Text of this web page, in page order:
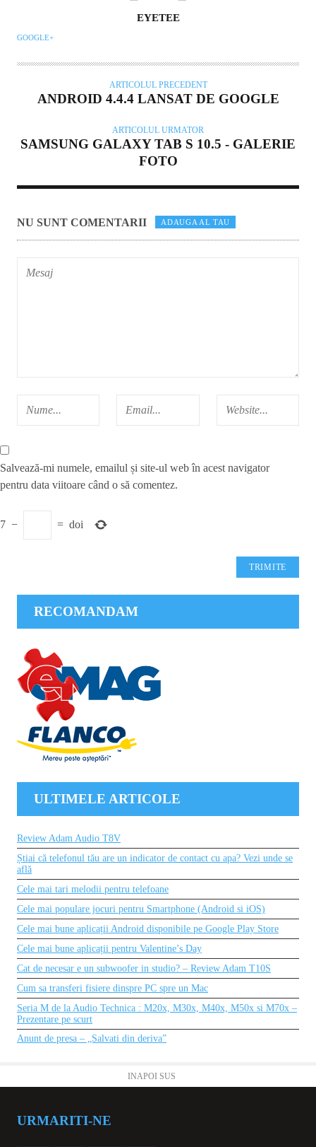
EYETEE
GOOGLE+
ARTICOLUL PRECEDENT
ANDROID 4.4.4 LANSAT DE GOOGLE
ARTICOLUL URMATOR
SAMSUNG GALAXY TAB S 10.5 - GALERIE
FOTO
NU SUNT COMENTARII ADAUGA AL TAU
Salvează-mi numele, emailul și site-ul web în acest navigator
pentru data viitoare când o să comentez.
7 − = doi
RECOMANDAM
ULTIMELE ARTICOLE
Review Adam Audio T8V
Știai că telefonul tău are un indicator de contact cu apa? Vezi unde se
află
Cele mai tari melodii pentru telefoane
Cele mai populare jocuri pentru Smartphone (Android si iOS)
Cele mai bune aplicații Android disponibile pe Google Play Store
Cele mai bune aplicații pentru Valentine’s Day
Cat de necesar e un subwoofer in studio? – Review Adam T10S
Cum sa transferi fisiere dinspre PC spre un Mac
Seria M de la Audio Technica : M20x, M30x, M40x, M50x si M70x –
Prezentare pe scurt
Anunt de presa – „Salvati din deriva”
INAPOI SUS
URMARITI-NE